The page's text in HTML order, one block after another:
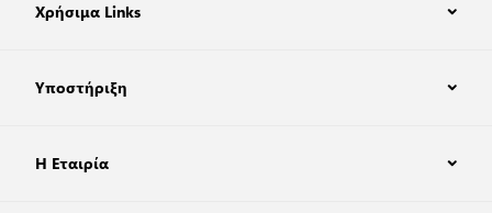
Χρήσιμα Links
Υποστήριξη
Η Εταιρία